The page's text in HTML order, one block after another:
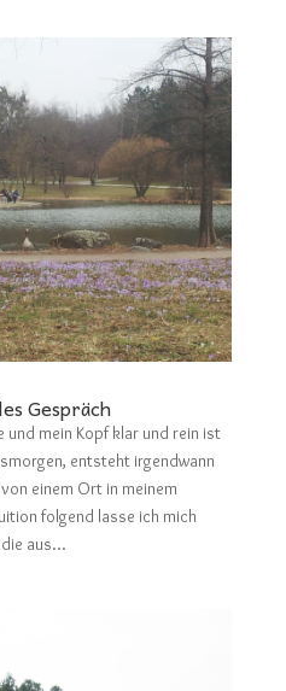
Gespräch
und mein Kopf klar und rein ist
entsteht irgendwann
einem Ort in meinem
folgend lasse ich mich
aus...